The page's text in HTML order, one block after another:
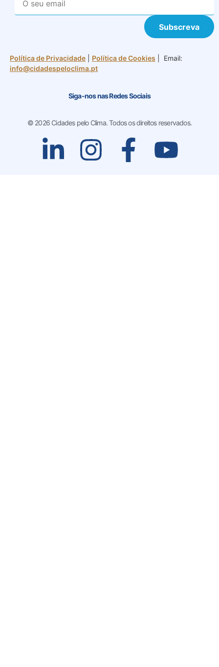
Subscreva
Política de Privacidade Política de Cookies | Email:
info@cidadespeloclima.pt
Siga-nos nas Redes Sociais
© 2026 Cidades pelo Clima. Todos os direitos reservados.